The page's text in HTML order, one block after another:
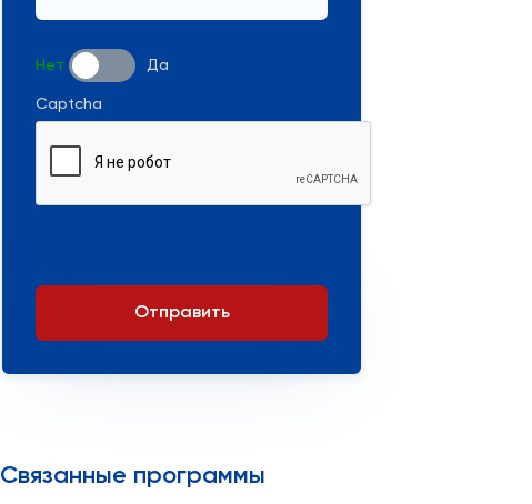
Нет Да
Captcha
Отправить
Связанные программы